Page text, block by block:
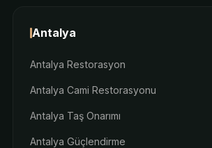
Antalya
Antalya Restorasyon
Antalya Cami Restorasyonu
Antalya Taş Onarımı
Antalya Güçlendirme